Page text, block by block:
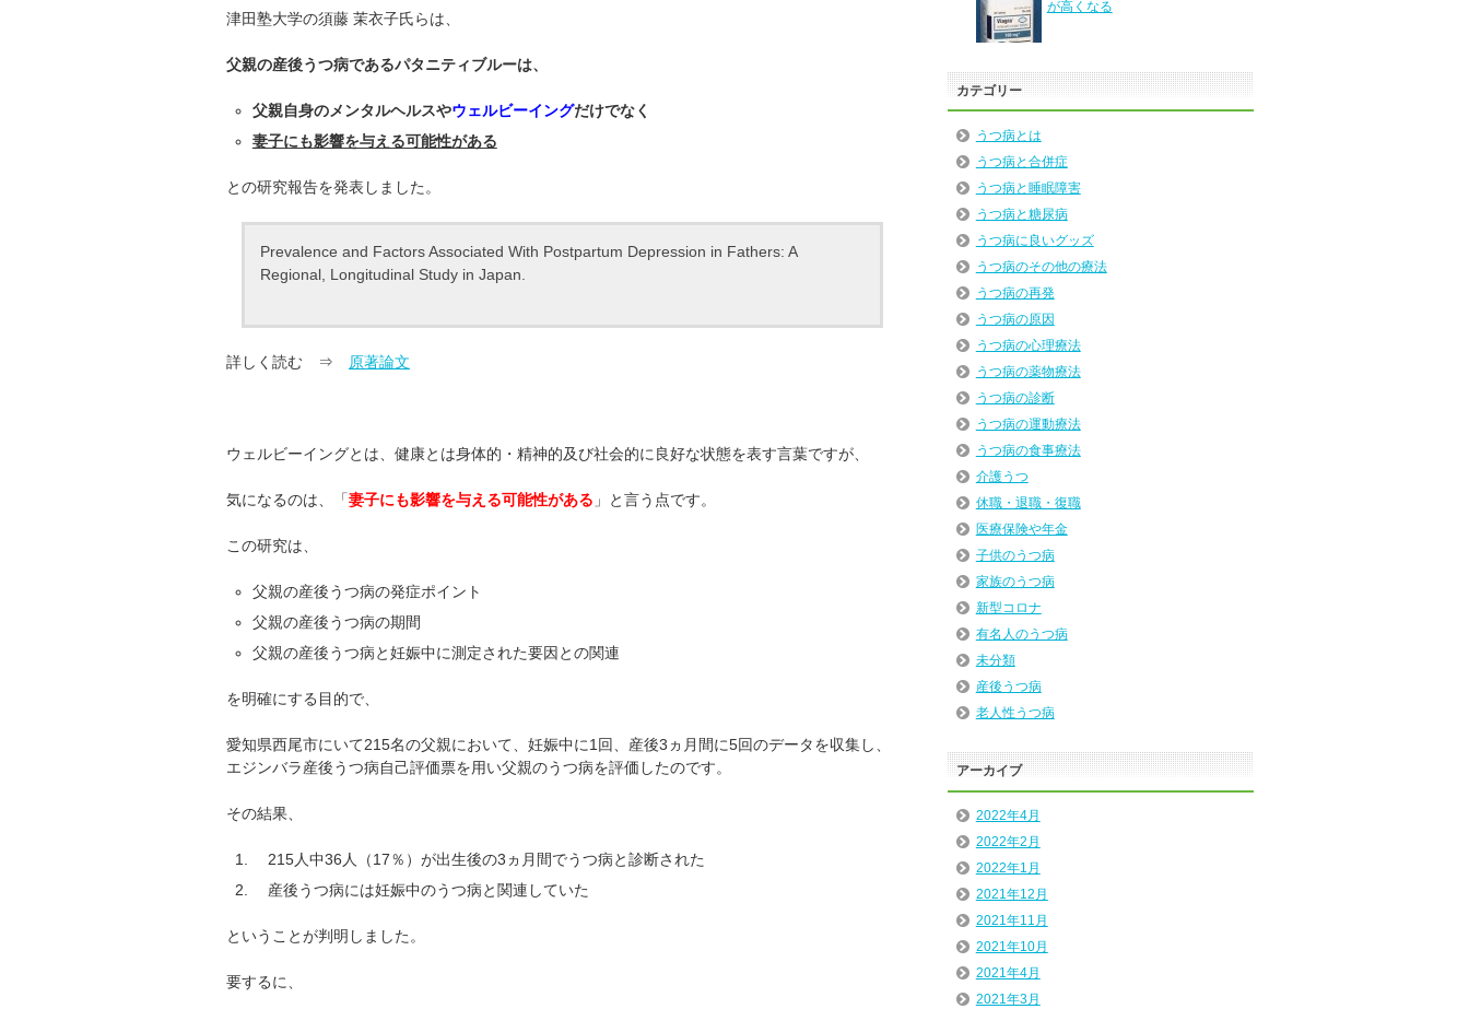
津田塾大学の須藤 茉衣子氏らは、
父親の産後うつ病であるパタニティブルーは、
父親自身のメンタルヘルスやウェルビーイングだけでなく
妻子にも影響を与える可能性がある
との研究報告を発表しました。
Prevalence and Factors Associated With Postpartum Depression in Fathers: A
Regional, Longitudinal Study in Japan.
詳しく読む ⇒ 原著論文
ウェルビーイングとは、健康とは身体的・精神的及び社会的に良好な状態を表す言葉ですが、
気になるのは、「妻子にも影響を与える可能性がある 」と言う点です。
この研究は、
父親の産後うつ病の発症ポイント
父親の産後うつ病の期間
父親の産後うつ病と妊娠中に測定された要因との関連
を明確にする目的で、
愛知県西尾市にいて215名の父親において、妊娠中に1回、産後3ヵ月間に5回のデータを収集し、
エジンバラ産後うつ病自己評価票を用い父親のうつ病を評価したのです。
その結果、
215人中36人（17％）が出生後の3ヵ月間でうつ病と診断された
産後うつ病には妊娠中のうつ病と関連していた
ということが判明しました。
要するに、
が高くなる
カテゴリー
うつ病とは
うつ病と合併症
うつ病と睡眠障害
うつ病と糖尿病
うつ病に良いグッズ
うつ病のその他の療法
うつ病の再発
うつ病の原因
うつ病の心理療法
うつ病の薬物療法
うつ病の診断
うつ病の運動療法
うつ病の食事療法
介護うつ
休職・退職・復職
医療保険や年金
子供のうつ病
家族のうつ病
新型コロナ
有名人のうつ病
未分類
産後うつ病
老人性うつ病
アーカイブ
2022年4月
2022年2月
2022年1月
2021年12月
2021年11月
2021年10月
2021年4月
2021年3月